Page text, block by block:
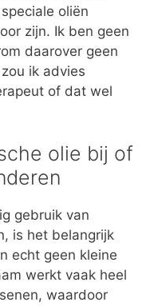
oliën
zijn. Ik ben geen
daarover geen
ik advies
of dat wel
olie bij of
gebruik van
is het belangrijk
echt geen kleine
werkt vaak heel
waardoor